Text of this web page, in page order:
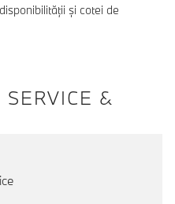
și cotei de
&